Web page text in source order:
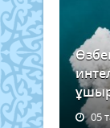
05